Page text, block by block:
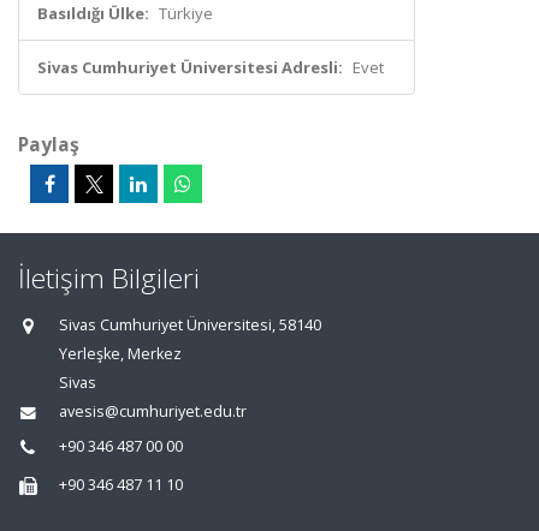
Basıldığı Ülke: Türkiye
Sivas Cumhuriyet Üniversitesi Adresli: Evet
Paylaş
İletişim Bilgileri
Sivas Cumhuriyet Üniversitesi, 58140
Yerleşke, Merkez
Sivas
avesis@cumhuriyet.edu.tr
+90 346 487 00 00
+90 346 487 11 10